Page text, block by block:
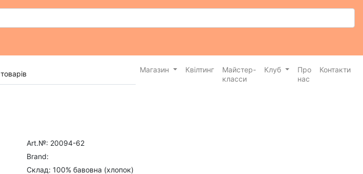
товарів Магазин Квілтинг
Майстер-
класси
Клуб
Про
нас
Контакти
Art.№: 20094-62
Brand:
Склад: 100% бавовна (хлопок)